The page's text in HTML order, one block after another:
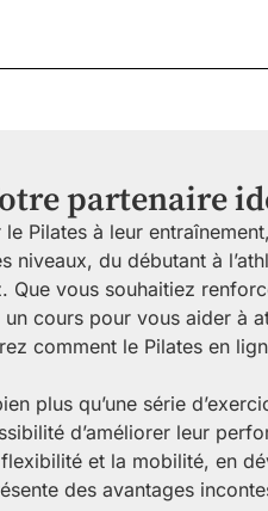
partenaire
Pilates à leur
niveaux, du débutant à
Que vous souhaitiez
cours pour vous aider à
comment le Pilates en
plus qu’une série
d’améliorer leur
et la mobilité, en
des avantages